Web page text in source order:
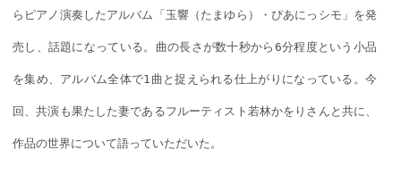
らピアノ演奏したアルバム「玉響（たまゆら）・ぴあにっシモ」を発
売し、話題になっている。曲の長さが数十秒から6分程度という小品
を集め、アルバム全体で1曲と捉えられる仕上がりになっている。今
回、共演も果たした妻であるフルーティスト若林かをりさんと共に、
作品の世界について語っていただいた。